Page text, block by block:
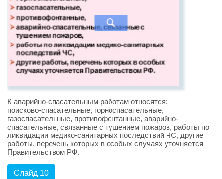
К аварийно-спасательным работам относятся:
поисково-спасательные, горноспасательные,
газоспасательные, противофонтанные, аварийно-
спасательные, связанные с тушением пожаров, работы по
ликвидации медико-санитарных последствий ЧС, другие
работы, перечень которых в особых случаях уточняется
Правительством РФ.
Слайд 10